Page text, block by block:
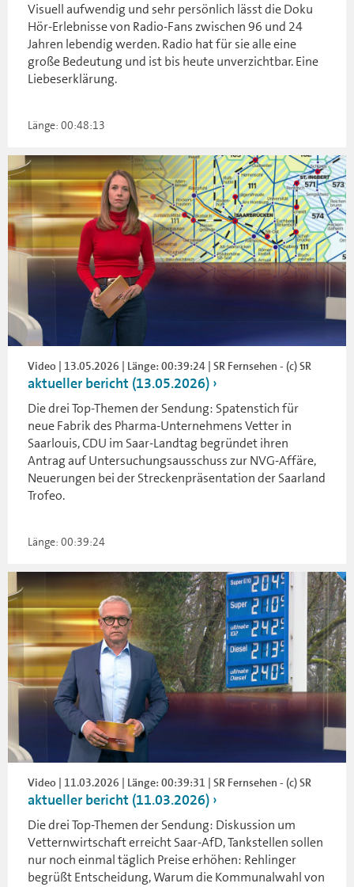
Visuell aufwendig und sehr persönlich lässt die Doku
Hör-Erlebnisse von Radio-Fans zwischen 96 und 24
Jahren lebendig werden. Radio hat für sie alle eine
große Bedeutung und ist bis heute unverzichtbar. Eine
Liebeserklärung.
Länge: 00:48:13
Video | 13.05.2026 | Länge: 00:39:24 | SR Fernsehen - (c) SR
aktueller bericht (13.05.2026)
Die drei Top-Themen der Sendung: Spatenstich für
neue Fabrik des Pharma-Unternehmens Vetter in
Saarlouis, CDU im Saar-Landtag begründet ihren
Antrag auf Untersuchungsausschuss zur NVG-Affäre,
Neuerungen bei der Streckenpräsentation der Saarland
Trofeo.
Länge: 00:39:24
Video | 11.03.2026 | Länge: 00:39:31 | SR Fernsehen - (c) SR
aktueller bericht (11.03.2026)
Die drei Top-Themen der Sendung: Diskussion um
Vetternwirtschaft erreicht Saar-AfD, Tankstellen sollen
nur noch einmal täglich Preise erhöhen: Rehlinger
begrüßt Entscheidung, Warum die Kommunalwahl von